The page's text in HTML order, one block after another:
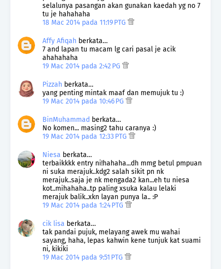
selalunya pasangan akan gunakan kaedah yg no 7
tu je hahahaha
18 Mac 2014 pada 11:19 PTG
Affy Afiqah berkata…
7 and lapan tu macam lg cari pasal je acik
ahahahaha
19 Mac 2014 pada 2:42 PG
Pizzah berkata…
yang penting mintak maaf dan memujuk tu :)
19 Mac 2014 pada 10:46 PG
BinMuhammad berkata…
No komen... masing2 tahu caranya :)
19 Mac 2014 pada 12:33 PTG
Niesa berkata…
terbaikkkk entry ni!hahaha...dh mmg betul pmpuan
ni suka merajuk..kdg2 salah sikit pn nk
merajuk..saja je nk mengada2 kan...eh tu niesa
kot..mihahaha..tp paling xsuka kalau lelaki
merajuk balik..xkn layan punya la.. :P
19 Mac 2014 pada 1:24 PTG
cik lisa berkata…
tak pandai pujuk, melayang awek mu wahai
sayang, haha, lepas kahwin kene tunjuk kat suami
ni, kikiki
19 Mac 2014 pada 9:51 PTG